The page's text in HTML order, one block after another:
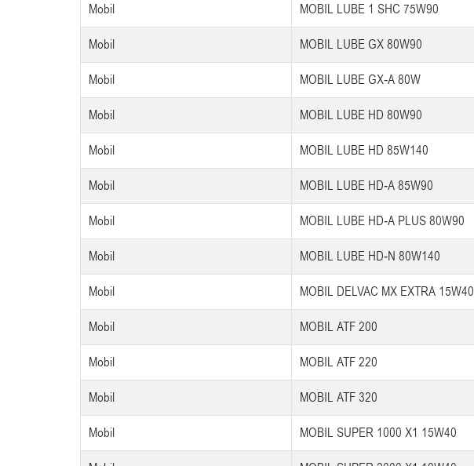
Mobil MOBIL LUBE 1 SHC 75W90
Mobil MOBIL LUBE GX 80W90
Mobil MOBIL LUBE GX-A 80W
Mobil MOBIL LUBE HD 80W90
Mobil MOBIL LUBE HD 85W140
Mobil MOBIL LUBE HD-A 85W90
Mobil MOBIL LUBE HD-A PLUS 80W90
Mobil MOBIL LUBE HD-N 80W140
Mobil MOBIL DELVAC MX EXTRA 15W40
Mobil MOBIL ATF 200
Mobil MOBIL ATF 220
Mobil MOBIL ATF 320
Mobil MOBIL SUPER 1000 X1 15W40